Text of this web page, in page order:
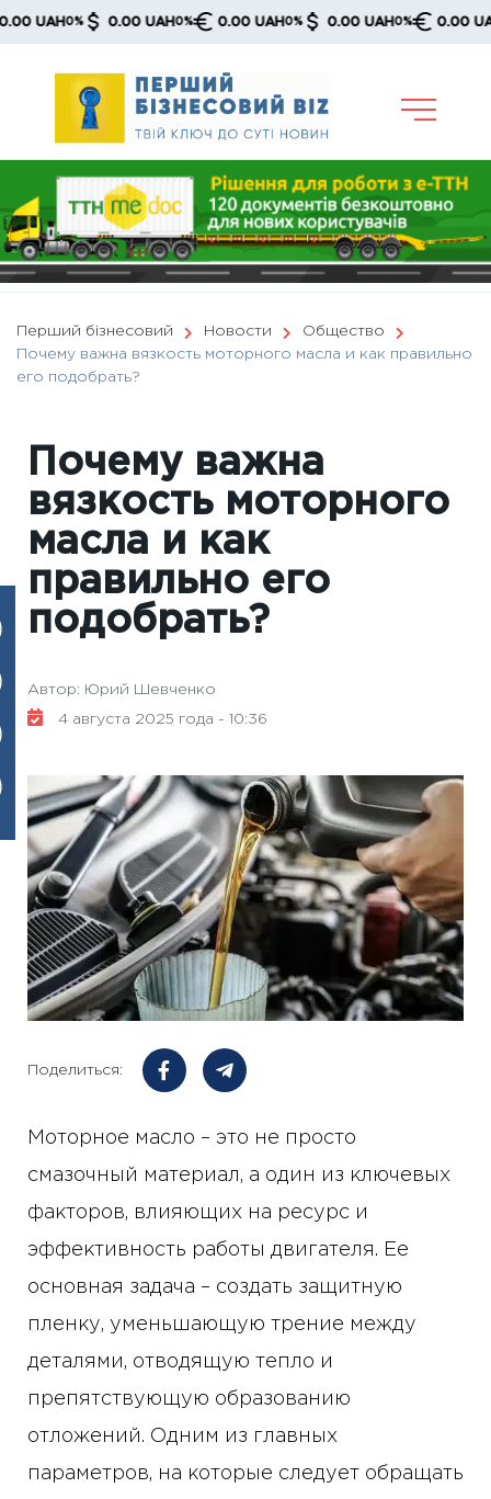
Skip
0% 0.00 UAH0% 0.00 UAH0% 0.00 UAH0% 0.00 UAH0%
Перший бізнесовий Новости
Общество
Почему важна вязкость моторного масла и как правильно
его подобрать?
Почему важна
вязкость моторного
масла и как
правильно его
подобрать?
Автор: Юрий Шевченко
4 августа 2025 года - 10:36
Поделиться:
Моторное масло – это не просто
смазочный материал, а один из ключевых
факторов, влияющих на ресурс и
эффективность работы двигателя. Ее
основная задача – создать защитную
пленку, уменьшающую трение между
деталями, отводящую тепло и
препятствующую образованию
отложений. Одним из главных
параметров, на которые следует обращать